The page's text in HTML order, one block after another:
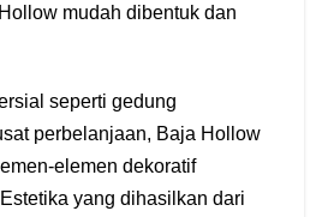
mudah dibentuk dan
seperti gedung
perbelanjaan, Baja Hollow
elemen dekoratif
yang dihasilkan dari